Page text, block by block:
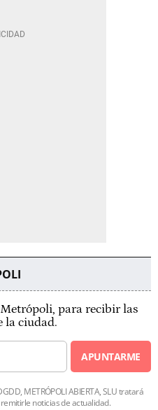
para recibir las
la ciudad.
APUNTARME
METRÓPOLI ABIERTA, SLU tratará
noticias de actualidad.